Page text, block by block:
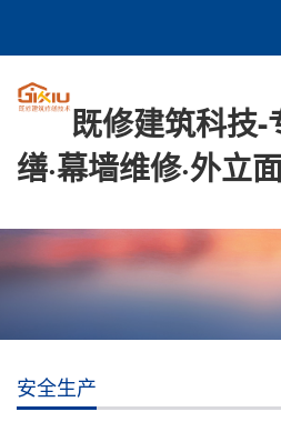
既修建筑科技-
缮·幕墙维修·外立
安全生产